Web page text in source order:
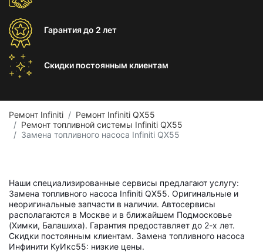
Гарантиядо 2 лет
Скидки постоянным клиентам
Ремонт Infiniti
Ремонт Infiniti QX55
Ремонт топливной системы Infiniti QX55
Замена топливного насоса Infiniti QX55
Наши специализированные сервисы предлагают услугу:
Замена топливного насоса Infiniti QX55. Оригинальные и
неоригинальные запчасти в наличии. Автосервисы
располагаются в Москве и в ближайшем Подмосковье
(Химки, Балашиха). Гарантия предоставляет до 2-х лет.
Скидки постоянным клиентам. Замена топливного насоса
Инфинити КуИкс55: низкие цены.